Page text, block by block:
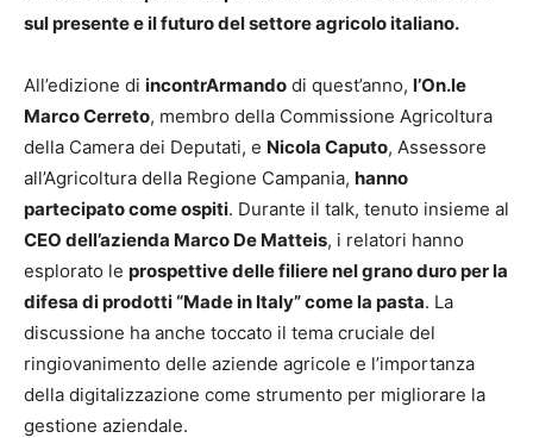
sul presente e il futuro del settore agricolo italiano.
All’edizione di incontrArmando di quest’anno, l’On.le
Marco Cerreto, membro della Commissione Agricoltura
della Camera dei Deputati, e Nicola Caputo, Assessore
all’Agricoltura della Regione Campania, hanno
partecipato come ospiti. Durante il talk, tenuto insieme al
CEO dell’azienda Marco De Matteis, i relatori hanno
esplorato le prospettive delle filiere nel grano duro per la
difesa di prodotti “Made in Italy” come la pasta. La
discussione ha anche toccato il tema cruciale del
ringiovanimento delle aziende agricole e l’importanza
della digitalizzazione come strumento per migliorare la
gestione aziendale.